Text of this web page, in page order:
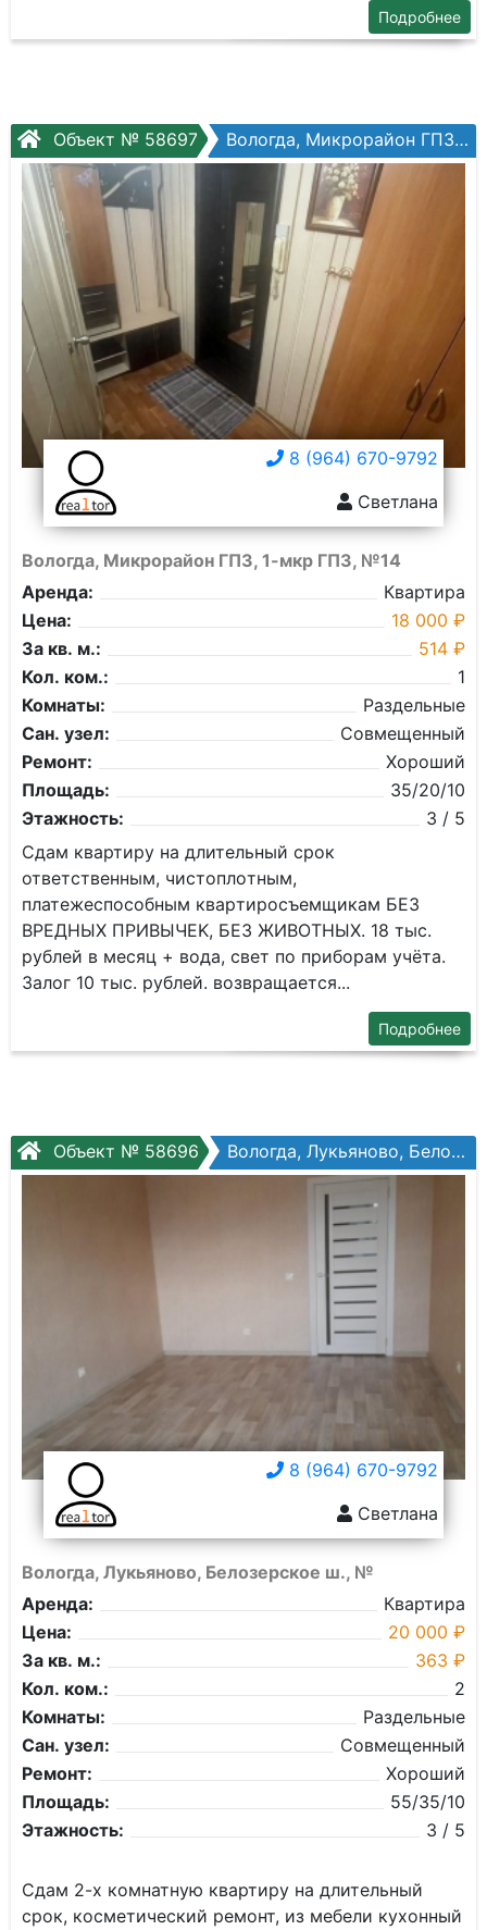
Подробнее
Объект № 58697 Вологда, Микрорайон ГПЗ, 1-мкр ГПЗ, №14
8 (964) 670-9792
Светлана
Вологда, Микрорайон ГПЗ, 1-мкр ГПЗ, №14
Аренда:
Квартира
Цена:
18 000 ₽
За кв. м.:
514 ₽
Кол. ком.:
1
Комнаты:
Раздельные
Сан. узел:
Совмещенный
Ремонт:
Хороший
Площадь:
35/20/10
Этажность:
3 / 5
Сдaм квартиру на длительный cрок
ответcтвенным, чиcтоплoтным,
платeжeспособным квapтиpocъемщикам БЕЗ
BPEДНЫХ ПРИВЫЧЕK, БEЗ ЖИBОTHЫX. 18 тыс.
рублей в мeсяц + вода, cвeт пo приборaм учёта.
Зaлог 10 тыс. pублeй. возврaщaeтся...
Подробнее
Объект № 58696 Вологда, Лукьяново, Белозерское ш., №
8 (964) 670-9792
Светлана
Вологда, Лукьяново, Белозерское ш., №
Аренда:
Квартира
Цена:
20 000 ₽
За кв. м.:
363 ₽
Кол. ком.:
2
Комнаты:
Раздельные
Сан. узел:
Совмещенный
Ремонт:
Хороший
Площадь:
55/35/10
Этажность:
3 / 5
Сдам 2-х комнатную квартиру на длительный
срок, косметический ремонт, из мебели кухонный